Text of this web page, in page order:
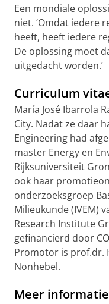
Een mondiale
niet. ‘Omdat iedere
heeft, heeft iedere
De oplossing moet
uitgedacht worden.’
Curriculum
María José Ibarrola
City. Nadat ze daar
Engineering had
master Energy en
Rijksuniversiteit
ook haar
onderzoeksgroep
Milieukunde (IVEM)
Research Institute
gefinancierd door
Promotor is prof.dr.
Nonhebel.
Meer informatie